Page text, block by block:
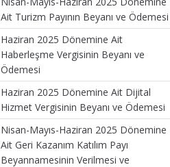
Ait Turizm Payının Beyanı ve Ödemesi
Haziran 2025 Dönemine Ait
Haberleşme Vergisinin Beyanı ve
Ödemesi
Haziran 2025 Dönemine Ait Dijital
Hizmet Vergisinin Beyanı ve Ödemesi
Nisan-Mayıs-Haziran 2025 Dönemine
Ait Geri Kazanım Katılım Payı
Beyannamesinin Verilmesi ve